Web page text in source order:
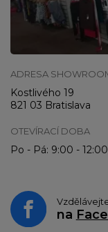
ADRESA
Kostlivého 19
821 03 Bratislava
OTEVÍRACÍ DOBA
Po - Pá: 9:00 -
na